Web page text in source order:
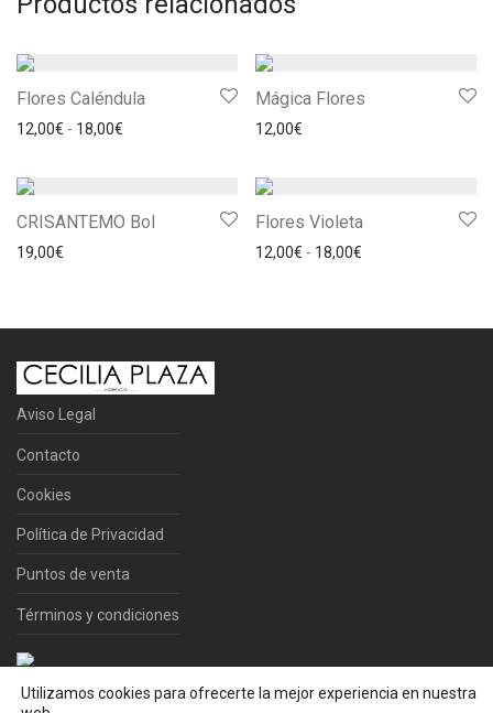
Flores Caléndula
12,00€ - 18,00€ Rango de precios: desde 12,00€ hasta 18,00€
Mágica Flores
12,00€
CRISANTEMO Bol
19,00€
Flores Violeta
12,00€ - 18,00€
Aviso Legal
Contacto
Cookies
Política de Privacidad
Puntos de venta
Términos y condiciones
©2026CEDIPLABA 2015 S.L.
Utilizamos cookies para ofrecerte la mejor experiencia en nuestra